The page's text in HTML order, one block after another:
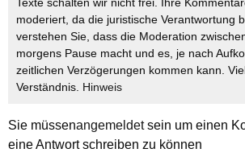
Texte schalten wir nicht frei. Ihre
moderiert, da die juristische Verantwortung
verstehen Sie, dass die Moderation
morgens Pause macht und es, je nach
zeitlichen Verzögerungen kommen kann.
Verständnis. Hinweis
Sie müssenangemeldetsein um einen
eine Antwort schreiben zu können